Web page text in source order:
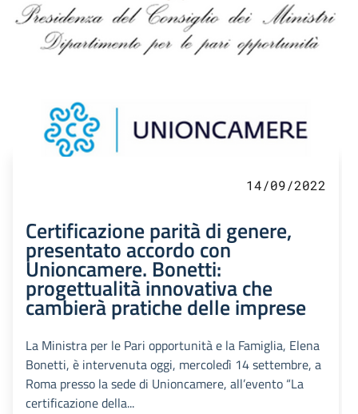
14/09/2022
Certificazione parità di genere,
presentato accordo con
Unioncamere. Bonetti:
progettualità innovativa che
cambierà pratiche delle imprese
La Ministra per le Pari opportunità e la Famiglia, Elena
Bonetti, è intervenuta oggi, mercoledì 14 settembre, a
Roma presso la sede di Unioncamere, all’evento “La
certificazione della...